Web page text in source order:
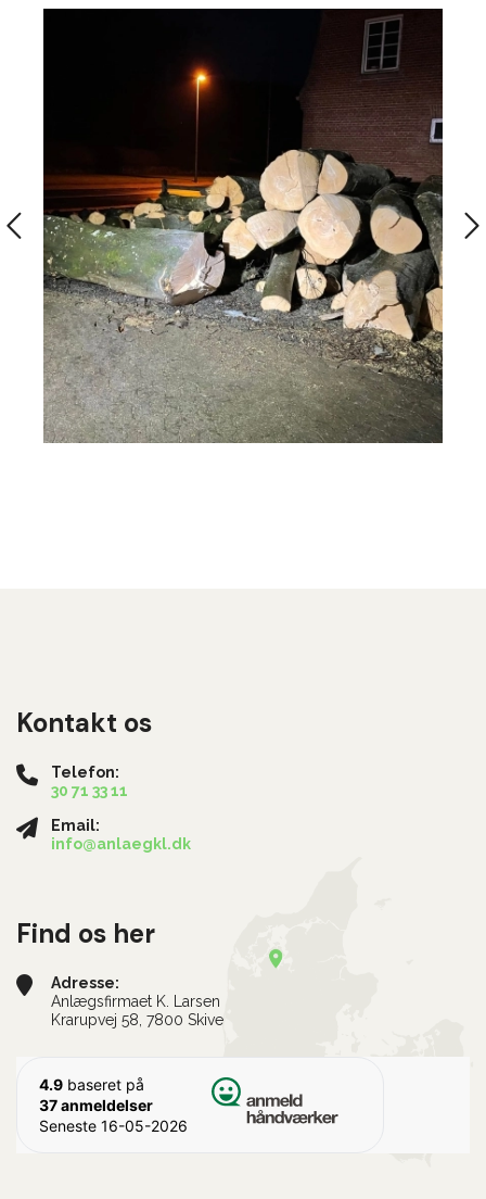
Kontakt os
Telefon:
30 71 33 11
Email:
info@anlaegkl.dk
Find os her
Adresse:
Anlægsfirmaet K. Larsen
Krarupvej 58, 7800 Skive
4.9 baseret på
37 anmeldelser
Seneste 16-05-2026